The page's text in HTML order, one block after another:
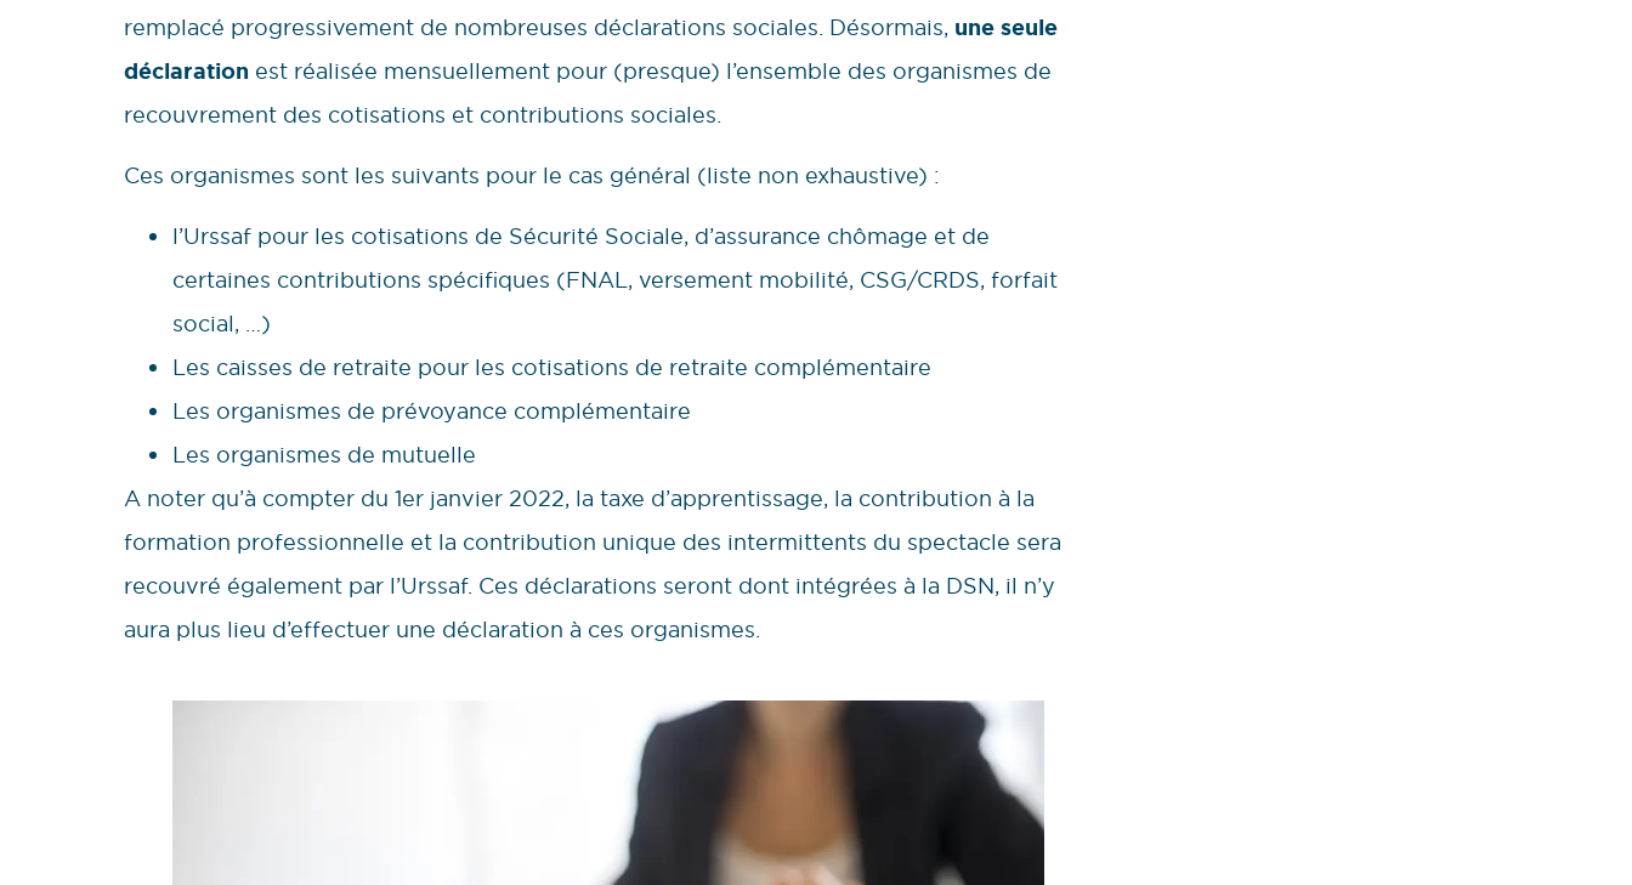
remplacé progressivement de nombreuses déclarations sociales. Désormais, une seule
déclaration est réalisée mensuellement pour (presque) l’ensemble des organismes de
recouvrement des cotisations et contributions sociales.
Ces organismes sont les suivants pour le cas général (liste non exhaustive) :
l’Urssaf pour les cotisations de Sécurité Sociale, d’assurance chômage et de
certaines contributions spécifiques (FNAL, versement mobilité, CSG/CRDS, forfait
social, …)
Les caisses de retraite pour les cotisations de retraite complémentaire
Les organismes de prévoyance complémentaire
Les organismes de mutuelle
A noter qu’à compter du 1er janvier 2022, la taxe d’apprentissage, la contribution à la
formation professionnelle et la contribution unique des intermittents du spectacle sera
recouvré également par l’Urssaf. Ces déclarations seront dont intégrées à la DSN, il n’y
aura plus lieu d’effectuer une déclaration à ces organismes.